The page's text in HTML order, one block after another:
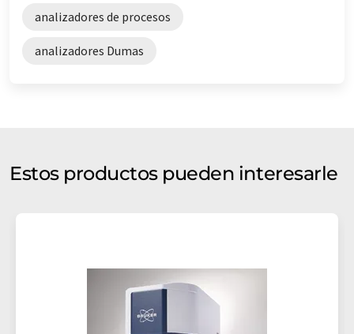
analizadores de procesos
analizadores Dumas
Estos productos pueden interesarle